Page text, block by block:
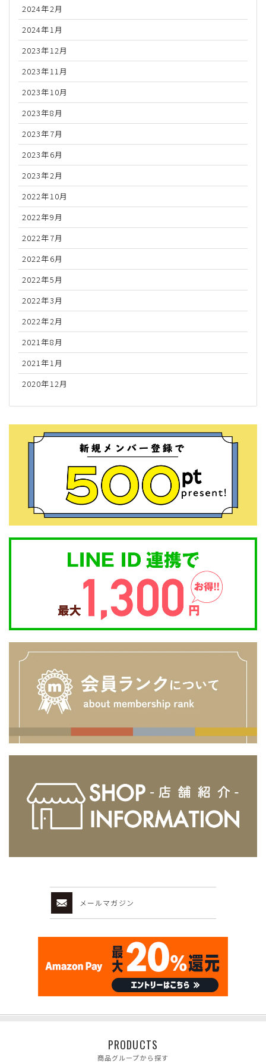
2024年2月
2024年1月
2023年12月
2023年11月
2023年10月
2023年8月
2023年7月
2023年6月
2023年2月
2022年10月
2022年9月
2022年7月
2022年6月
2022年5月
2022年3月
2022年2月
2021年8月
2021年1月
2020年12月
メールマガジン
PRODUCTS
商品グループから探す